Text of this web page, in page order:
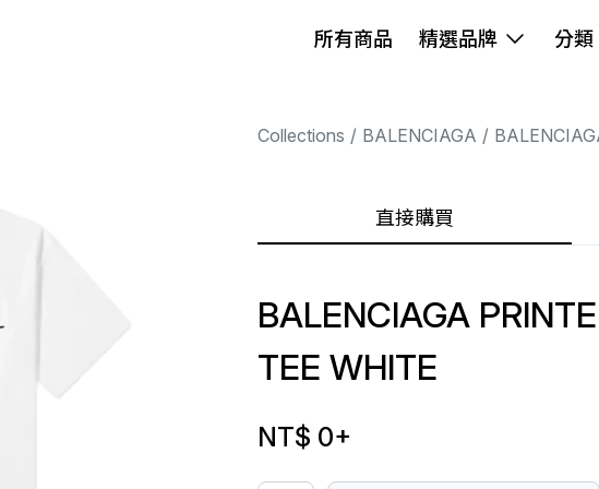
所有商品 精選品牌 分類
Collections BALENCIAGA
直接購買
BALENCIAGA
TEE WHITE
NT$ 0+